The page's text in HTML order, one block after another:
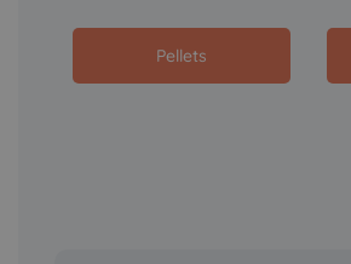
Pellets